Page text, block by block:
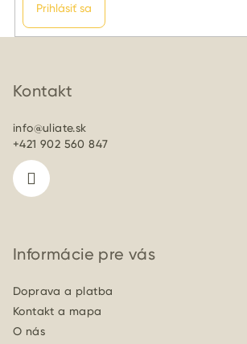
Prihlásiť sa
Kontakt
info@uliate.sk
+421 902 560 847
Informácie pre vás
Doprava a platba
Kontakt a mapa
O nás